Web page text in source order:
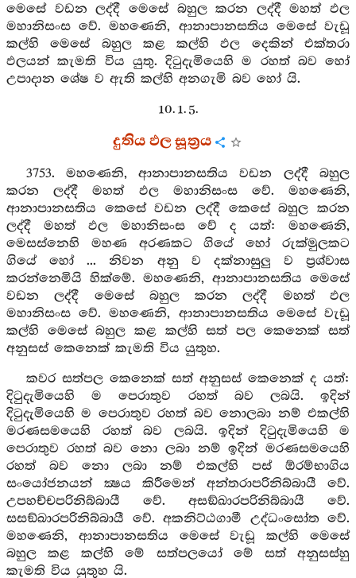
මෙසේ වඩන ලද්දී මෙසේ බහුල කරන ලද්දී මහත් ඵල
මහානිසංස වේ. මහණෙනි, ආනාපානසතිය මෙසේ වැඩූ
කල්හි මෙසේ බහුල කළ කල්හි ඵල දෙකින් එක්තරා
ඵලයන් කැමති විය යුතු. දිටුදැමියෙහි ම රහත් බව හෝ
උපාදාන ශේෂ ව ඇති කල්හි අනගැමි බව හෝ යි.
10. 1. 5.
දුතිය ඵල සූත්‍රය
3753. මහණෙනි, ආනාපානසතිය වඩන ලද්දී බහුල
කරන ලද්දී මහත් ඵල මහානිසංස වේ. මහණෙනි,
ආනාපානසතිය කෙසේ වඩන ලද්දී කෙසේ බහුල කරන
ලද්දී මහත් ඵල මහානිසංස වේ ද යත්: මහණෙනි,
මෙසස්නෙහි මහණ අරණකට ගියේ හෝ රුක්මුලකට
ගියේ හෝ ... නිවන අනු ව දක්නාසුලු ව ප්‍රශ්වාස
කරන්නෙමියි හික්මේ. මහණෙනි, ආනාපානසතිය මෙසේ
වඩන ලද්දී මෙසේ බහුල කරන ලද්දී මහත් ඵල
මහානිසංස වේ. මහණෙනි, ආනාපානසතිය මෙසේ වැඩූ
කල්හි මෙසේ බහුල කළ කල්හි සත් පල කෙනෙක් සත්
අනුසස් කෙනෙක් කැමති විය යුතුහ.
කවර සත්පල කෙනෙක් සත් අනුසස් කෙනෙක් ද යත්:
දිටුදැමියෙහි ම පෙරාතුව රහත් බව ලබයි. ඉදින්
දිටුදැමියෙහි ම පෙරාතුව රහත් බව නොලබා නම් එකල්හි
මරණසමයෙහි රහත් බව ලබයි. ඉදින් දිටුදැමියෙහි ම
පෙරාතුව රහත් බව නො ලබා නම් ඉදින් මරණසමයෙහි
රහත් බව නො ලබා නම් එකල්හි පස් ඕරම්භාගිය
සංයෝජනයන් ක්‍ෂය කිරීමෙන් අන්තරාපරිනිබ්බායී වේ.
උපහච්චපරිනිබ්බායී වේ. අසඞ්ඛාරපරිනිබ්බායී වේ.
සසඞ්ඛාරපරිනිබ්බායී වේ. අකනිට්ඨගාමී උද්ධංසෝත වේ.
මහණෙනි, ආනාපානසතිය මෙසේ වැඩූ කල්හි මෙසේ
බහුල කළ කල්හි මේ සත්පලයෝ මේ සත් අනුසස්හු
කැමති විය යුතුහ යි.